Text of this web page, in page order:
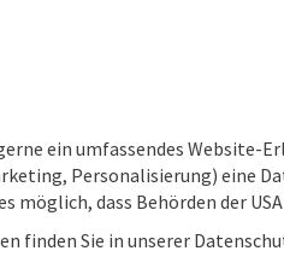
ein umfassendes Website-
Personalisierung) eine
möglich, dass Behörden der
finden Sie in unserer